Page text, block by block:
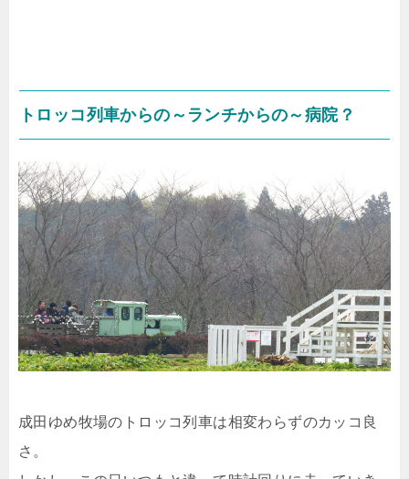
トロッコ列車からの～ランチからの～病院？
成田ゆめ牧場のトロッコ列車は相変わらずのカッコ良
さ。